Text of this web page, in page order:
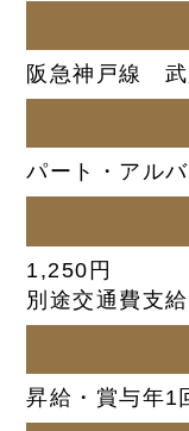
阪急神戸線
パート・アルバ
1,250円
別途交通費支給
昇給・賞与年1